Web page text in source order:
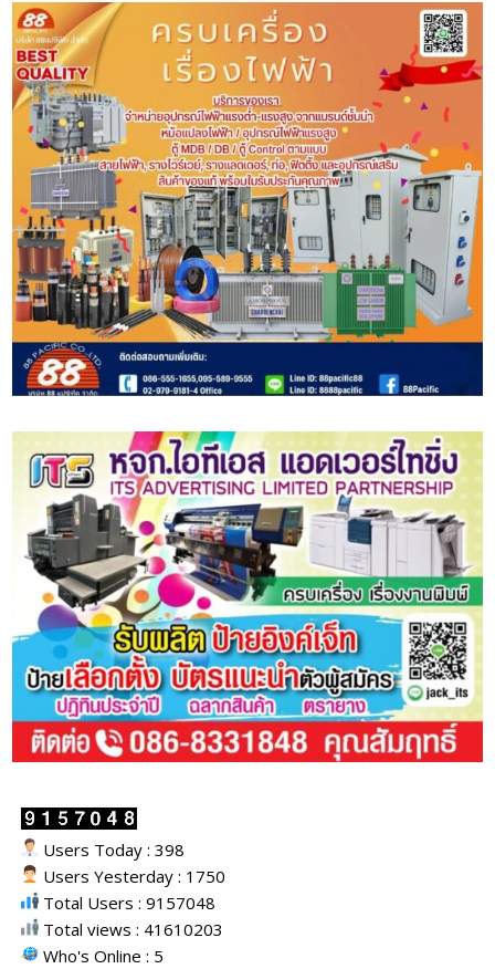
Users Today : 398
Users Yesterday : 1750
Total Users : 9157048
Total views : 41610203
Who's Online : 5